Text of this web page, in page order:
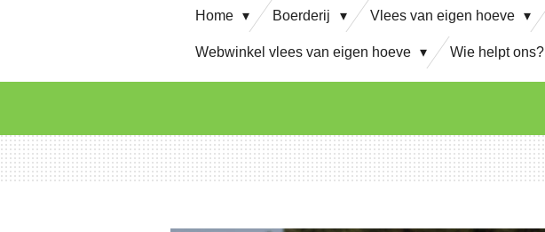
Home Boerderij Vlees van eigen hoeve
Webwinkel vlees van eigen hoeve Wie helpt ons?